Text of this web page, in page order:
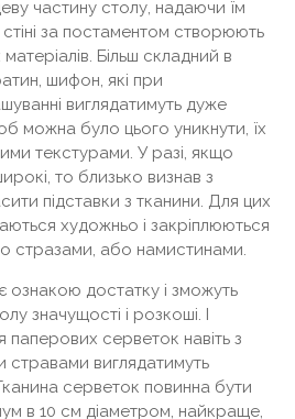
частину столу, надаючи їм
стіні за постаментом створюють
Більш складний в
шифон, які при
виглядатимуть дуже
можна було цього уникнути, їх
текстурами. У разі, якщо
то близько визнав з
підставки з тканини. Для цих
художньо і закріплюються
стразами, або намистинами.
ознакою достатку і зможуть
значущості і розкоші. І
паперових серветок навіть з
виглядатимуть
серветок повинна бути
в 10 см діаметром, найкраще,